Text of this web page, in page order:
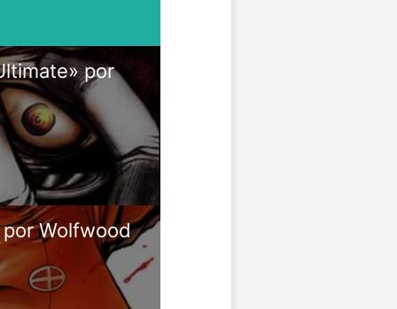
por
Wolfwood